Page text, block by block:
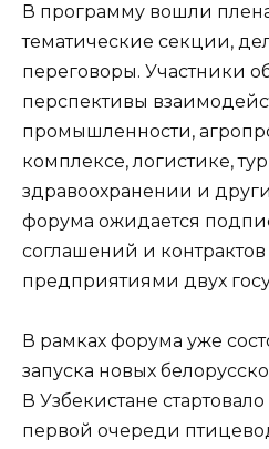
В программу вошли
тематические секции,
переговоры. Участники
перспективы
промышленности,
комплексе, логистике,
здравоохранении и
форума ожидается
соглашений и
предприятиями двух
В рамках форума уже
запуска новых
В Узбекистане
первой очереди